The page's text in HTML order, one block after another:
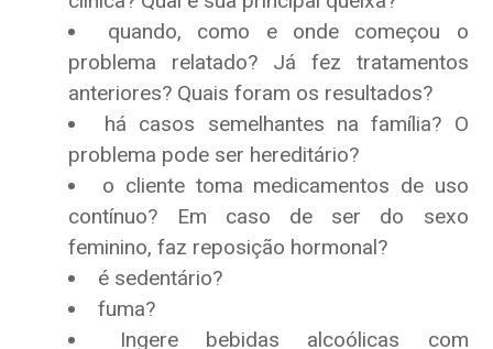
quando, como e onde começou o
problema relatado? Já fez tratamentos
anteriores? Quais foram os resultados?
há casos semelhantes na família? O
problema pode ser hereditário?
o cliente toma medicamentos de uso
contínuo? Em caso de ser do sexo
feminino, faz reposição hormonal?
é sedentário?
fuma?
Ingere bebidas alcoólicas com